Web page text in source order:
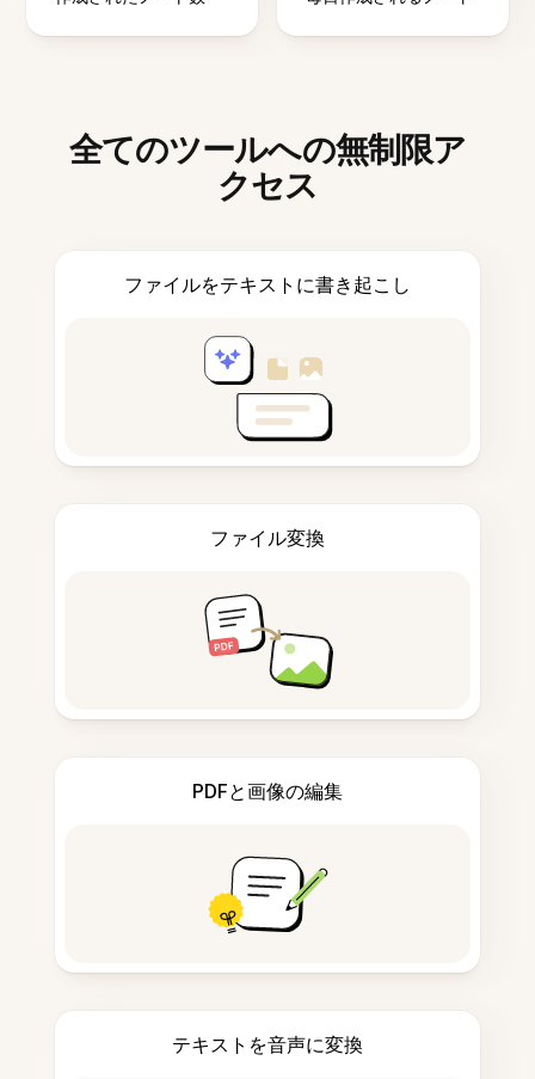
全てのツールへの無制限ア
クセス
ファイルをテキストに書き起こし
ファイル変換
PDFと画像の編集
テキストを音声に変換